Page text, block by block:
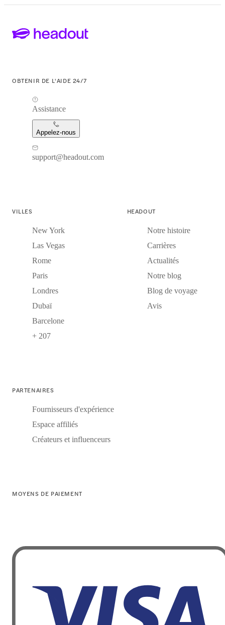
OBTENIR DE L'AIDE 24/7
Assistance
Appelez-nous
support@headout.com
VILLES
New York
Las Vegas
Rome
Paris
Londres
Dubaï
Barcelone
+ 207
HEADOUT
Notre histoire
Carrières
Actualités
Notre blog
Blog de voyage
Avis
PARTENAIRES
Fournisseurs d'expérience
Espace affiliés
Créateurs et influenceurs
MOYENS DE PAIEMENT